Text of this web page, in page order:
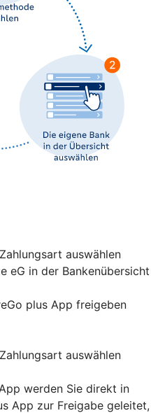
auswählen
eG in der Bankenübersicht
plus App freigeben
auswählen
werden Sie direkt in
App zur Freigabe geleitet,